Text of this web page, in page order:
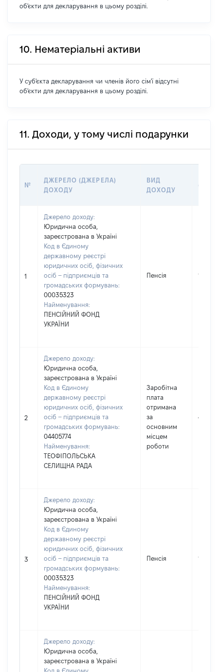
об'єкти для декларування в цьому розділі.
10. Нематеріальні активи
У суб'єкта декларування чи членів його сім'ї відсутні
об'єкти для декларування в цьому розділі.
11. Доходи, у тому числі подарунки
№
ДЖЕРЕЛО (ДЖЕРЕЛА)
ДОХОДУ
ВИД
ДОХОДУ
1
Джерело доходу:
Юридична особа,
зареєстрована в Україні
Код в Єдиному
державному реєстрі
юридичних осіб, фізичних
осіб – підприємців та
громадських формувань:
00035323
Найменування:
ПЕНСІЙНИЙ ФОНД
УКРАЇНИ
Пенсія 17440
2
Джерело доходу:
Юридична особа,
зареєстрована в Україні
Код в Єдиному
державному реєстрі
юридичних осіб, фізичних
осіб – підприємців та
громадських формувань:
04405774
Найменування:
ТЕОФІПОЛЬСЬКА
СЕЛИЩНА РАДА
Заробітна
плата
отримана
за
основним
місцем
роботи
45375
3
Джерело доходу:
Юридична особа,
зареєстрована в Україні
Код в Єдиному
державному реєстрі
юридичних осіб, фізичних
осіб – підприємців та
громадських формувань:
00035323
Найменування:
ПЕНСІЙНИЙ ФОНД
УКРАЇНИ
Пенсія 17440
Джерело доходу:
Юридична особа,
зареєстрована в Україні
Код в Єдиному